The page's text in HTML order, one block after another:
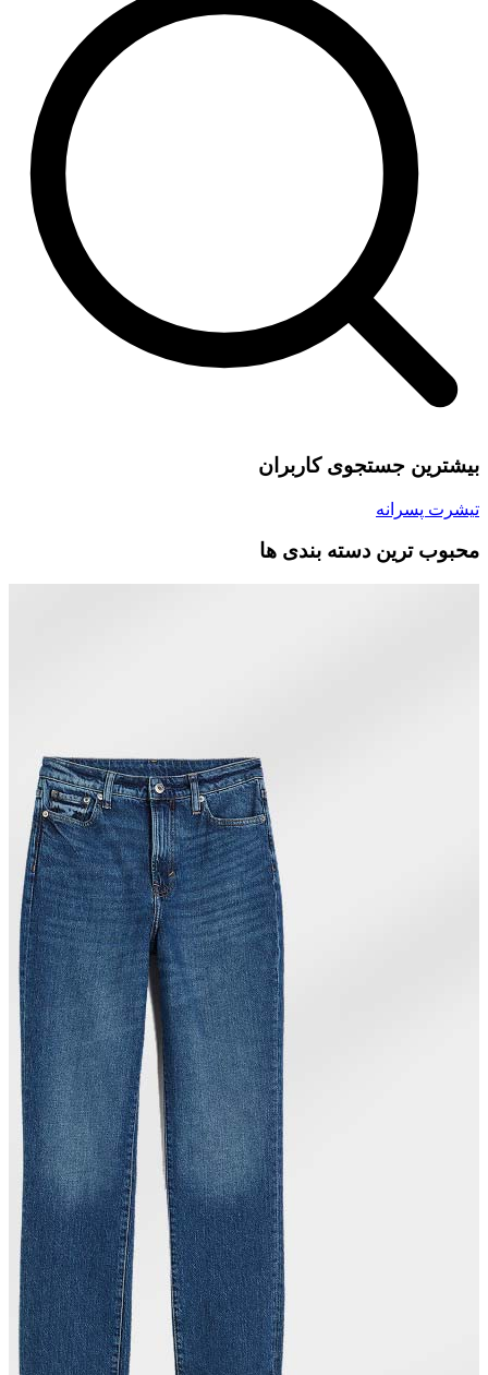
بیشترین جستجوی کاربران
تیشرت پسرانه
محبوب ترین دسته بندی ها